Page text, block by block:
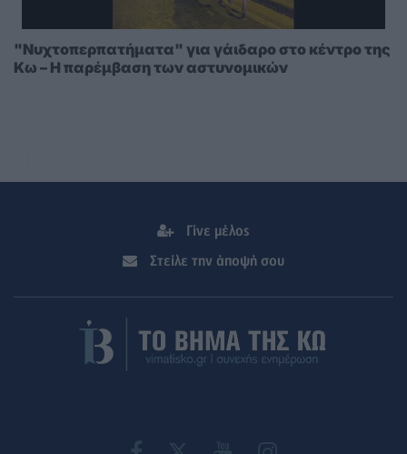
"Νυχτοπερπατήματα" για γάιδαρο στο κέντρο της
Κω – Η παρέμβαση των αστυνομικών
Γίνε μέλος
Στείλε την άποψή σου